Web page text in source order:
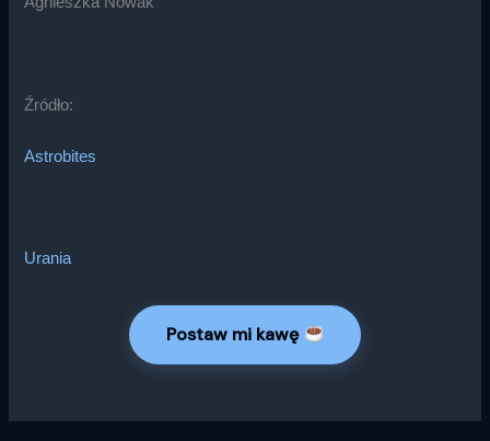
Źródło:
Astrobites
Urania
Postaw mi kawę